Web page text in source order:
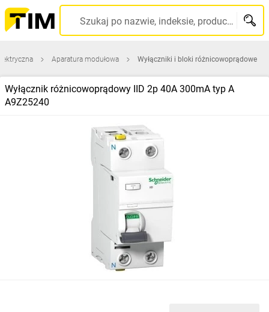
Szukaj po nazwie, indeksie, producencie, kodzie kreskowym...
Aparatura modułowa Wyłączniki i bloki różnicowoprądowe
Wyłącznik różnicowoprądowy IID 2p 40A 300mA typ A
A9Z25240